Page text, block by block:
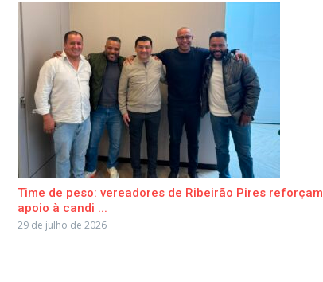
Time de peso: vereadores de Ribeirão Pires reforçam
apoio à candi ...
29 de julho de 2026